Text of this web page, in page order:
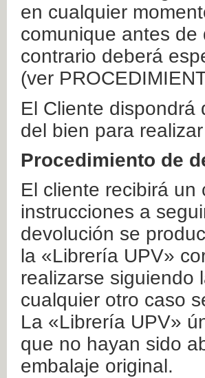
en cualquier
comunique antes
contrario deberá
(ver
El Cliente
del bien para
Procedimiento de
El cliente recibirá
instrucciones a
devolución se
la «Librería UPV»
realizarse siguiendo
cualquier otro caso
La «Librería UPV»
que no hayan sido
embalaje original.